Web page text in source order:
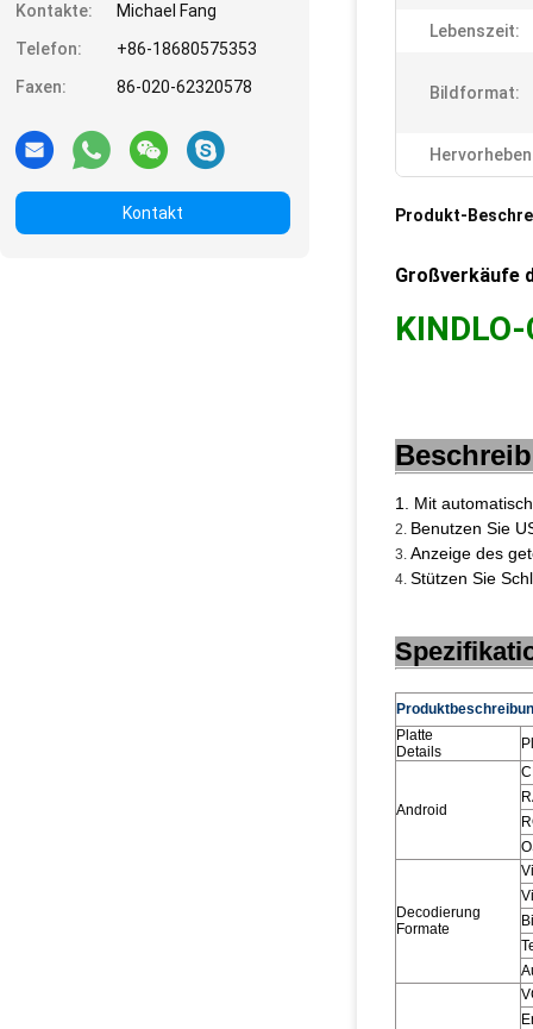
Kontakte:
Michael Fang
Telefon:
+86-18680575353
Faxen:
86-020-62320578
Kontakt
Lebenszeit:
Bildformat:
Produkt-
Großverkäufe
KINDLO-
1. Mit
2. Benutzen Sie
3. Anzeige des
4. Stützen Sie
Platte
Details
Android
Decodierung
Formate